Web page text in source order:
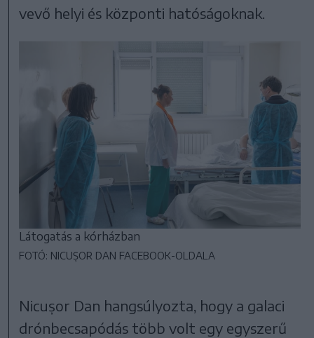
vevő helyi és központi hatóságoknak.
Látogatás a kórházban
FOTÓ: NICUȘOR DAN FACEBOOK-OLDALA
Nicușor Dan hangsúlyozta, hogy a galaci
drónbecsapódás több volt egy egyszerű